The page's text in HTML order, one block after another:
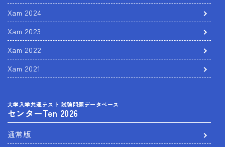
Xam 2024
Xam 2023
Xam 2022
Xam 2021
大学入学共通テスト 試験問題データベース
センターTen 2026
通常版